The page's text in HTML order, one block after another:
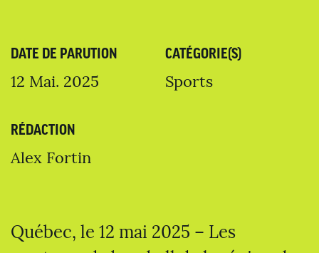
DATE DE PARUTION
12 Mai. 2025
RÉDACTION
Alex Fortin
CATÉGORIE(S)
Sports
Québec, le 12 mai 2025 – Les